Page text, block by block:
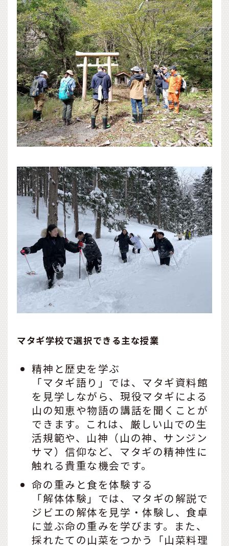
マタギ学校で選択できる主な授業
精神と歴史を学ぶ
「マタギ語り」では、マタギ資料館
を見学しながら、現役マタギによる
山の知恵や物語の講話を聞くことが
できます。これは、厳しい山での生
活規範や、山神（山の神、サンジン
サマ）信仰など、マタギの精神性に
触れる貴重な機会です。
命の重みと食を体験する
「解体体験」では、マタギの解説で
ジビエの解体を見学・体験し、食卓
に並ぶ命の重みを学びます。また、
採れたての山菜をつかう「山菜料理